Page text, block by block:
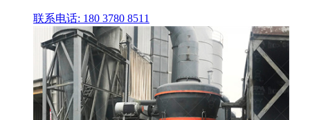
联系电话: 180 3780 8511